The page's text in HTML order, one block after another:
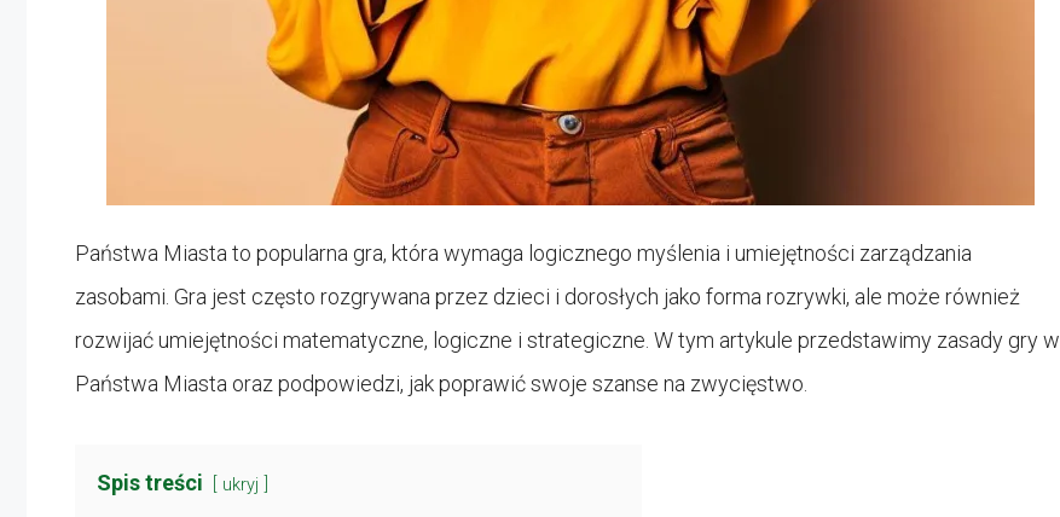
Państwa Miasta to popularna gra, która wymaga logicznego myślenia i umiejętności zarządzania
zasobami. Gra jest często rozgrywana przez dzieci i dorosłych jako forma rozrywki, ale może również
rozwijać umiejętności matematyczne, logiczne i strategiczne. W tym artykule przedstawimy zasady gry w
Państwa Miasta oraz podpowiedzi, jak poprawić swoje szanse na zwycięstwo.
Spis treści ukryj